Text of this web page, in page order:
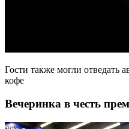
Гости также могли отведать
кофе
Вечеринка в честь